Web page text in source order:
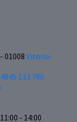
01008Vitoria-
133 780
- 14:00